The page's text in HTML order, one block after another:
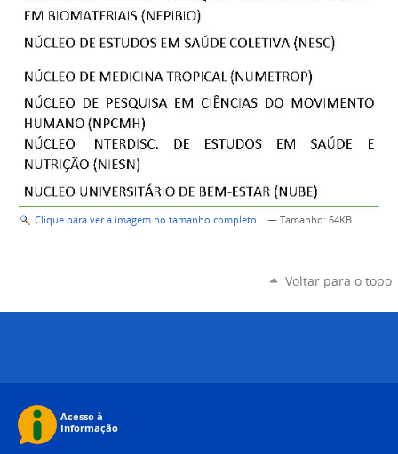
Clique para ver a imagem no tamanho completo… — Tamanho: 64KB
Voltar para o topo